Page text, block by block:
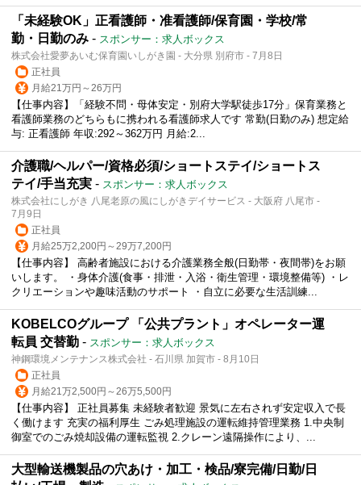
「未経験OK」正看護師・准看護師/保育園・学校/常
勤・日勤のみ - スポンサー：求人ボックス
株式会社愛夢あいむ保育園いしがき園 - 大分県 別府市 - 7月8日
正社員
月給21万円～26万円
【仕事内容】「経験不問・母体安定・別府大学駅徒歩17分」保育業務と
看護師業務のどちらもに携われる看護師求人です 常勤(日勤のみ) 想定給
与: 正看護師 年収:292～362万円 月給:2...
介護職/ヘルパー/資格必須/ショートステイ/ショートス
テイ/手当充実 - スポンサー：求人ボックス
株式会社にしがき 八尾老原の風にしがきデイサービス - 大阪府 八尾市 -
7月9日
正社員
月給25万2,200円～29万7,200円
【仕事内容】 高齢者施設における介護業務全般(日勤帯・夜間帯)をお願
いします。 ・身体介護(食事・排泄・入浴・衛生管理・環境整備等) ・レ
クリエーションや趣味活動のサポート ・自立に必要な生活訓練...
KOBELCOグループ 「公共プラント」オペレーター運
転員 交替勤 - スポンサー：求人ボックス
神鋼環境メンテナンス株式会社 - 石川県 加賀市 - 8月10日
正社員
月給21万2,500円～26万5,500円
【仕事内容】 正社員募集 未経験者歓迎 景気に左右されず安定収入で長
く働けます 充実の福利厚生 ごみ処理施設の運転維持管理業務 1.中央制
御室でのごみ焼却設備の運転監視 2.クレーン遠隔操作により、...
大型輸送機製品の穴あけ・加工・検品/寮完備/日勤/日